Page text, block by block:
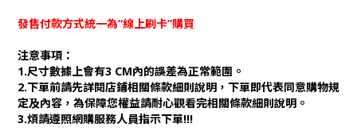
發售付款方式統一為“線上刷卡”購買
注意事項：
1.尺寸數據上會有3 CM內的誤差為正常範圍。
2.下單前請先詳閱店鋪相關條款細則說明，下單即代表同意購物規
定及內容，為保障您權益請耐心觀看完相關條款細則說明。
3.煩請遵照網購服務人員指示下單!!!